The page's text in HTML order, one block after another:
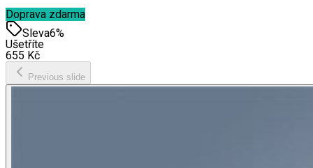
Doprava zdarma
Sleva6%
Ušetříte
655 Kč
Previous slide